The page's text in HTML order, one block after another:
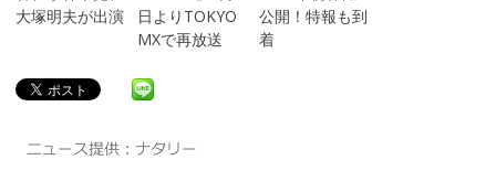
大塚明夫が出演
日よりTOKYO
MXで再放送
公開！特報も到
着